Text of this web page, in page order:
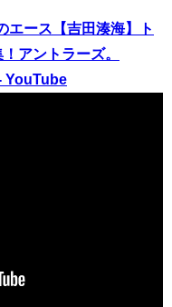
エース【吉田湊海】ト
アントラーズ。
YouTube